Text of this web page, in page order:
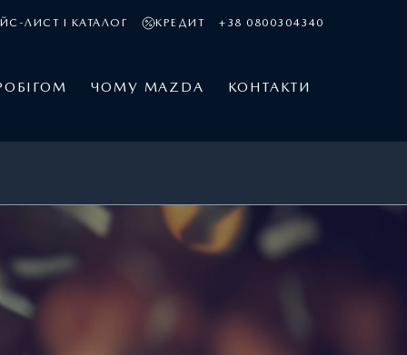
ЛИСТ І КАТАЛОГ КРЕДИТ +38 0800304340
ЧОМУ MAZDA КОНТАКТИ